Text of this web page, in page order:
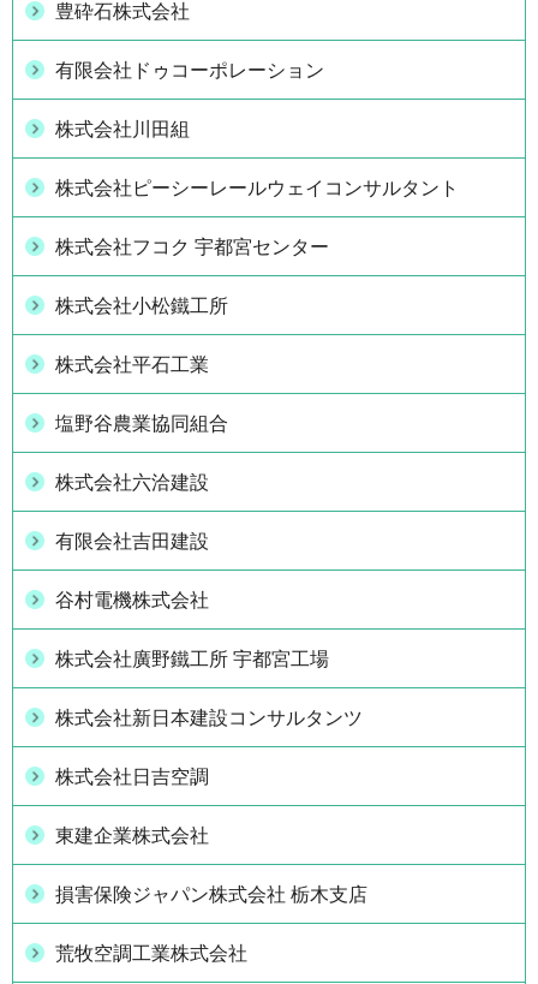
豊砕石株式会社
有限会社ドゥコーポレーション
株式会社川田組
株式会社ピーシーレールウェイコンサルタント
株式会社フコク 宇都宮センター
株式会社小松鐵工所
株式会社平石工業
塩野谷農業協同組合
株式会社六洽建設
有限会社吉田建設
谷村電機株式会社
株式会社廣野鐵工所 宇都宮工場
株式会社新日本建設コンサルタンツ
株式会社日吉空調
東建企業株式会社
損害保険ジャパン株式会社 栃木支店
荒牧空調工業株式会社